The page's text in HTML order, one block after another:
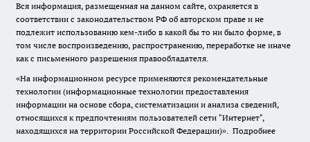
Вся информация, размещенная на данном сайте, охраняется в
соответствии с законодательством РФ об авторском праве и не
подлежит использованию кем-либо в какой бы то ни было форме, в
том числе воспроизведению, распространению, переработке не иначе
как с письменного разрешения правообладателя.
«На информационном ресурсе применяются рекомендательные
технологии (информационные технологии предоставления
информации на основе сбора, систематизации и анализа сведений,
относящихся к предпочтениям пользователей сети "Интернет",
находящихся на территории Российской Федерации)». Подробнее